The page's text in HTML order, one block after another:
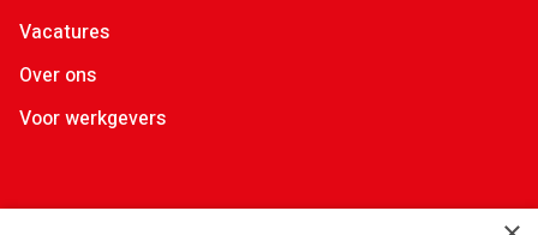
Vacatures
Over ons
Voor werkgevers
Contactgegevens